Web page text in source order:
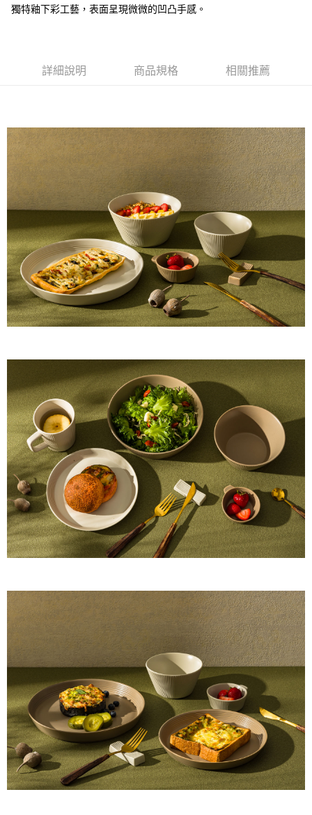
２．便利：只要手機號碼，簡訊認證，即可結帳。
結帳頁面，進行簡訊認證並確認金額後，即可完成結帳。
購買商品的店家。未經商家同意取消之訂單仍視為有效，需透過AFTEE先享
後付繳納相關費用。
※ 交易是否成功請以「AFTEE先享後付 」之結帳頁面顯示為準，若有關於
是否繳費成功／繳費後需取消欲退款等相關疑問，請聯繫「AFTEE先享後付
https://netprotections.freshdesk.com/support/home
【注意事項】
１．透過由恩沛科技股份有限公司提供之「AFTEE先享後付」服務完成之交
易，需依本服務之必要範圍內提供個人資料，並將交易相關給付款項請求債
權轉讓予恩沛科技股份有限公司。
２．關於個人資料處理事宜，請瀏覽以下網址：
https://aftee.tw/terms/#terms3
３．未成年的使用者請事先徵得法定代理人或監護人之同意方可使用
「AFTEE先享後付」，若未經同意申辦者引起之損失，本公司不負相關責
任。
４．使用「AFTEE先享後付」時，將依據個別帳號之用戶狀況，依本公司即
５．嚴禁一人註冊多個帳號或使用他人資訊註冊。若發現惡意使用之情形，
恩沛科技股份有限公司將有權停止該用戶之使用額度並採取法律行動。
7-11取貨付款
每筆NT$100，滿NT$1,500(含以上)免運費
順豐速運 查看運費
獨特釉下彩工藝，表面呈現微微的凹凸手感。
詳細說明 商品規格 相關推薦